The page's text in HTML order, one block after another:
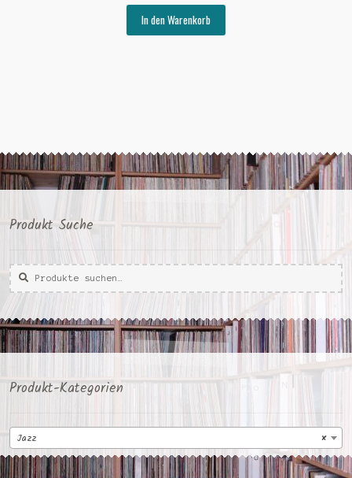
war:
€45,00
€20,00.
In den Warenkorb
Produkt Suche
Suche
nach:
Suche
Produkt-Kategorien
×
Jazz